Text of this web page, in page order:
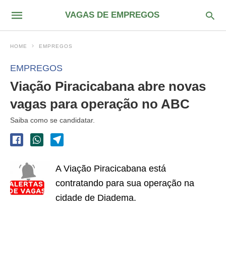
VAGAS DE EMPREGOS
HOME EMPREGOS
EMPREGOS
Viação Piracicabana abre novas
vagas para operação no ABC
Saiba como se candidatar.
A Viação Piracicabana está
contratando para sua operação na
cidade de Diadema.